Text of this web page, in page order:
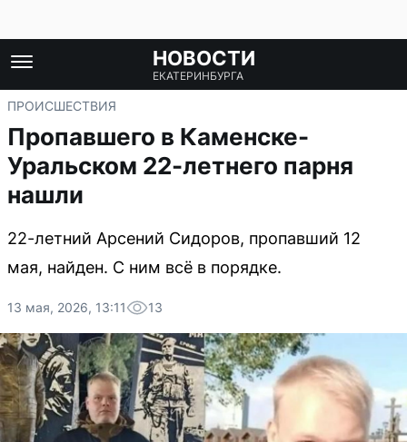
НОВОСТИ
ЕКАТЕРИНБУРГА
ПРОИСШЕСТВИЯ
Пропавшего в Каменске-
Уральском 22-летнего парня
нашли
22-летний Арсений Сидоров, пропавший 12
мая, найден. С ним всё в порядке.
13 мая, 2026, 13:11 13